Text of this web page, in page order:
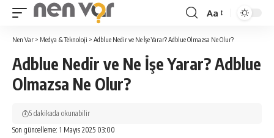
Yazı
Tipi
Boyutlandırıcı
Aa
Nen Var > Medya & Teknoloji > Adblue Nedir ve Ne İşe Yarar? Adblue Olmazsa Ne Olur?
Adblue Nedir ve Ne İşe Yarar? Adblue
Olmazsa Ne Olur?
Son güncelleme: 1 Mayıs 2025 03:00
5 dakikada okunabilir